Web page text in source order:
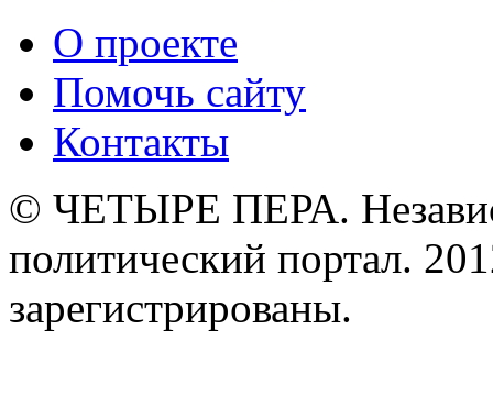
О проекте
Помочь сайту
Контакты
© ЧЕТЫРЕ ПЕРА.
политический портал.
зарегистрированы.